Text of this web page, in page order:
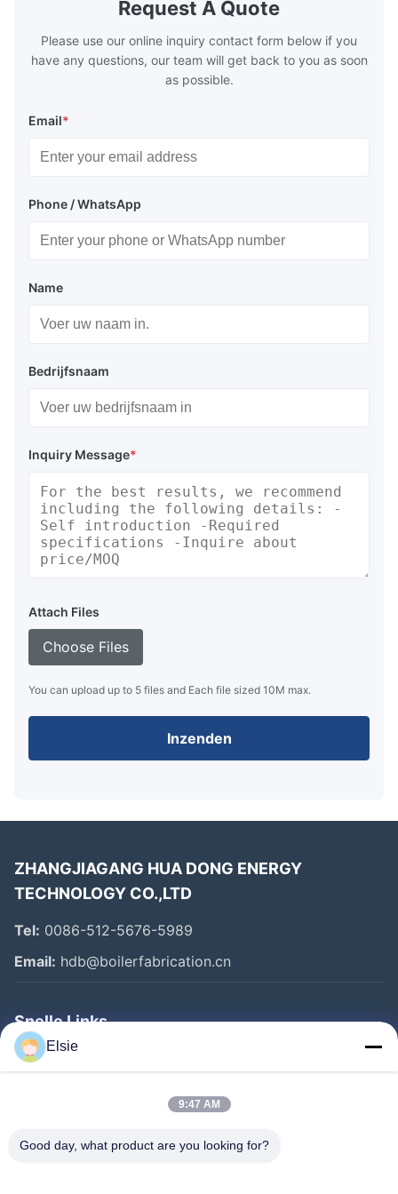
range of 200°C – 250°C, so there
Request A Quote
Please use our online inquiry contact form below if you
have any questions, our team will get back to you as soon
as possible.
Email*
Phone / WhatsApp
Name
Bedrijfsnaam
Inquiry Message*
Attach Files
Choose Files
You can upload up to 5 files and Each file sized 10M max.
Inzenden
ZHANGJIAGANG HUA DONG ENERGY
TECHNOLOGY CO.,LTD
Tel: 0086-512-5676-5989
Email: hdb@boilerfabrication.cn
Snelle Links
Huis
Fabrieksreis
Elsie
9:47 AM
Good day, what product are you looking for?